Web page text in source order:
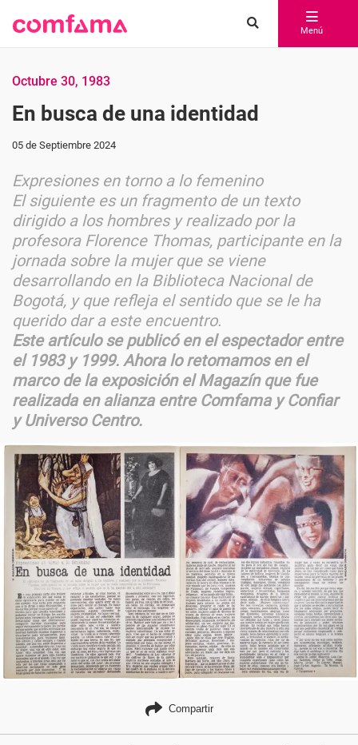
Menú
Octubre 30, 1983
En busca de una identidad
05 de Septiembre 2024
Expresiones en torno a lo femenino
El siguiente es un fragmento de un texto
dirigido a los hombres y realizado por la
profesora Florence Thomas, participante en la
jornada sobre la mujer que se viene
desarrollando en la Biblioteca Nacional de
Bogotá, y que refleja el sentido que se le ha
querido dar a este encuentro.
Este artículo se publicó en el espectador entre
el 1983 y 1999. Ahora lo retomamos en el
marco de la exposición el Magazín que fue
realizada en alianza entre Comfama y Confiar
y Universo Centro.
Compartir